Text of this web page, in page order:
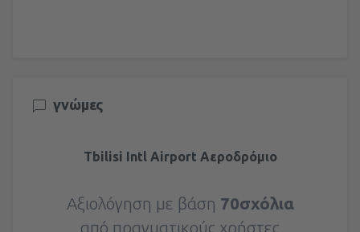
γνώμες
Tbilisi Intl Airport Αεροδρόμιο
Αξιολόγηση με βάση 70σχόλια
από πραγματικούς χρήστες